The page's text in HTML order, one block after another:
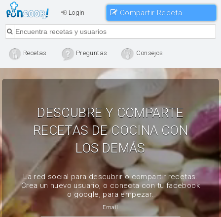
Login
Recetas Preguntas Consejos
DESCUBRE Y COMPARTE
RECETAS DE COCINA CON
LOS DEMÁS
La red social para descubrir o compartir recetas.
Crea un nuevo usuario, o conecta con tu facebook
o google, para empezar.
Email
Compartir Receta